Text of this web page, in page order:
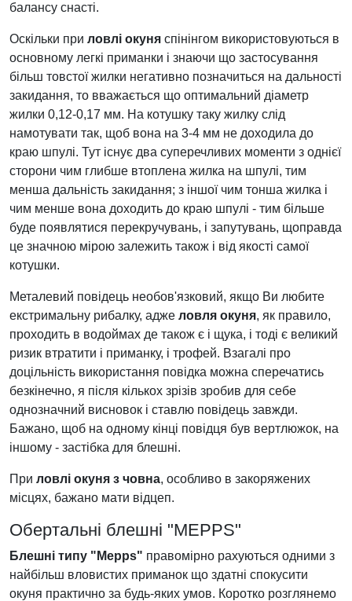
балансу снасті.
Оскільки при ловлі окуня спінінгом використовуються в
основному легкі приманки і знаючи що застосування
більш товстої жилки негативно позначиться на дальності
закидання, то вважається що оптимальний діаметр
жилки 0,12-0,17 мм. На котушку таку жилку слід
намотувати так, щоб вона на 3-4 мм не доходила до
краю шпулі. Тут існує два суперечливих моменти з однієї
сторони чим глибше втоплена жилка на шпулі, тим
менша дальність закидання; з іншої чим тонша жилка і
чим менше вона доходить до краю шпулі - тим більше
буде появлятися перекручувань, і запутувань, щоправда
це значною мірою залежить також і від якості самої
котушки.
Металевий повідець необов'язковий, якщо Ви любите
екстримальну рибалку, адже ловля окуня, як правило,
проходить в водоймах де також є і щука, і тоді є великий
ризик втратити і приманку, і трофей. Взагалі про
доцільність використання повідка можна сперечатись
безкінечно, я після кількох зрізів зробив для себе
однозначний висновок і ставлю повідець завжди.
Бажано, щоб на одному кінці повідця був вертлюжок, на
іншому - застібка для блешні.
При ловлі окуня з човна, особливо в закоряжених
місцях, бажано мати відцеп.
Обертальні блешні "MEPPS"
Блешні типу "Mepps" правомірно рахуються одними з
найбільш вловистих приманок що здатні спокусити
окуня практично за будь-яких умов. Коротко розглянемо